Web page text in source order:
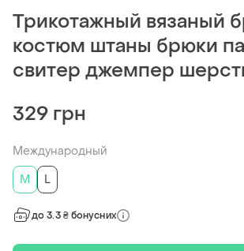
Трикотажный вязаный
костюм штаны брюки
свитер джемпер
329 грн
Международный
M
L
до 3.3 ₴ бонусних